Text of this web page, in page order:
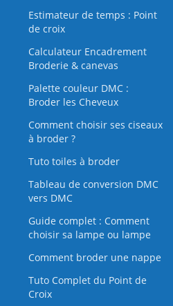
Estimateur de temps : Point
de croix
Calculateur Encadrement
Broderie & canevas
Palette couleur DMC :
Broder les Cheveux
Comment choisir ses ciseaux
à broder ?
Tuto toiles à broder
Tableau de conversion DMC
vers DMC
Guide complet : Comment
choisir sa lampe ou lampe
Comment broder une nappe
Tuto Complet du Point de
Croix